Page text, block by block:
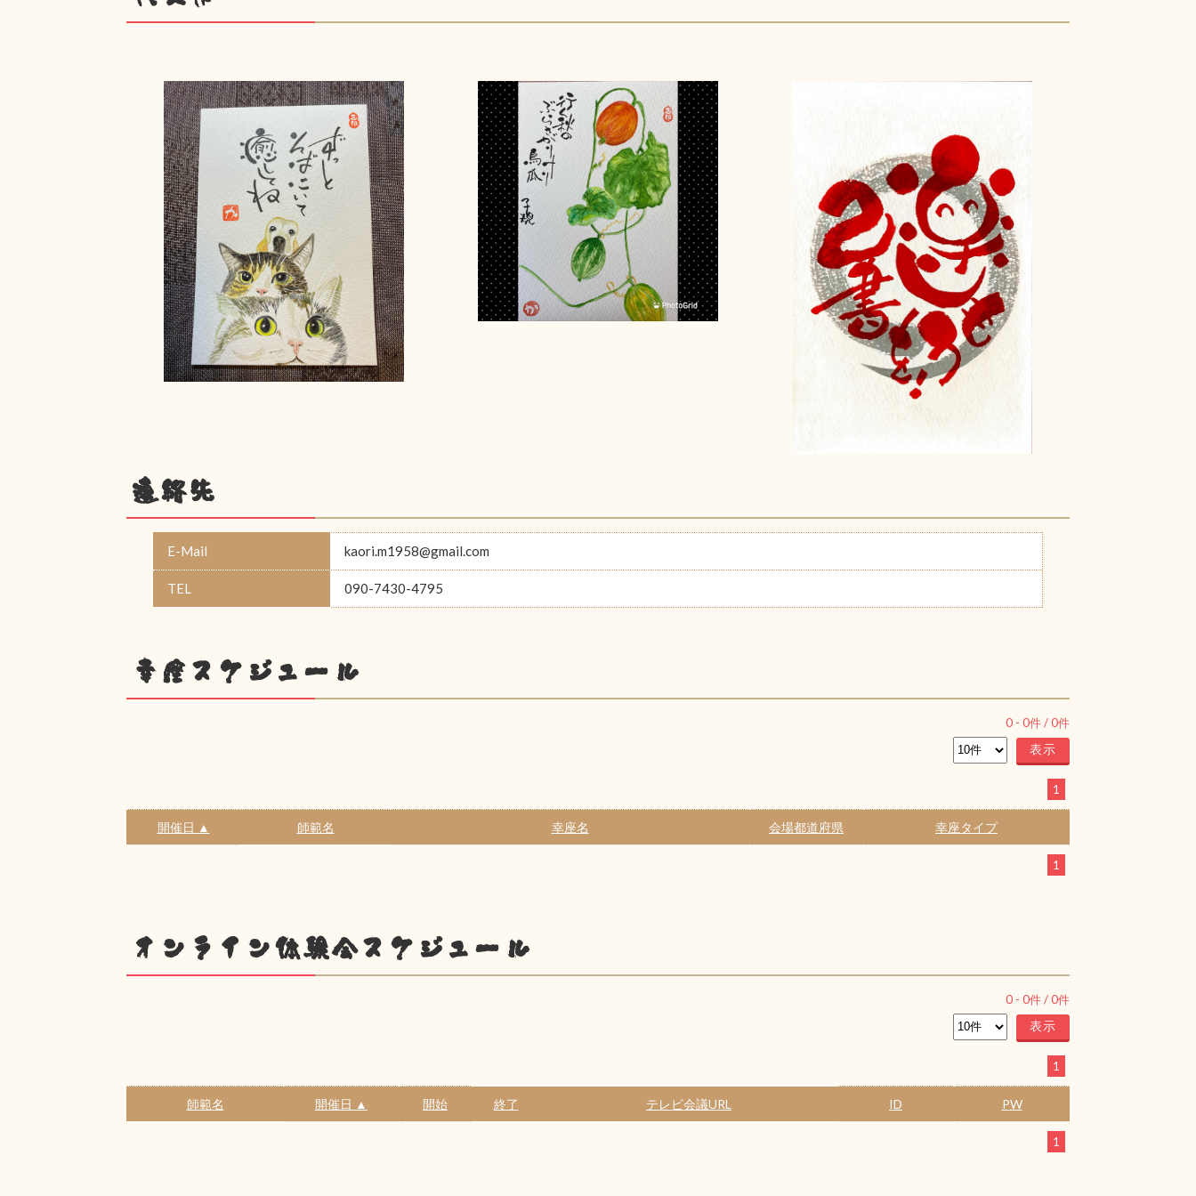
連絡先
E-Mail kaori.m1958@gmail.com
TEL 090-7430-4795
幸座スケジュール
0 - 0件 /0件
1
開催日 ▲ 師範名 幸座名 会場都道府県 幸座タイプ
1
オンライン体験会スケジュール
0 - 0件 /0件
1
師範名 開催日 ▲ 開始 終了 テレビ会議URL ID PW
1